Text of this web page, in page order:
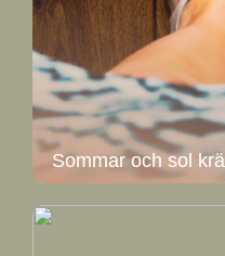
Sommar och sol